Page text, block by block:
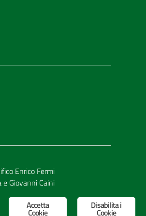
Enrico Fermi
e Giovanni Caini
Disabilita i
Cookie
Accetta
Cookie